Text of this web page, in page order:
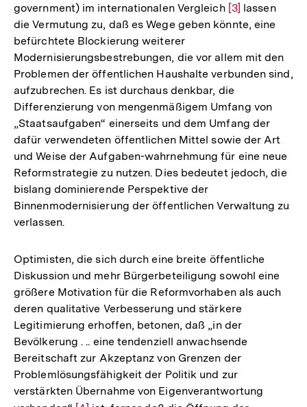
government) im internationalen Vergleich Zur
Auflösung
Fußnote
[3] lassen
die Vermutung zu, daß es Wege geben könnte, eine
befürchtete Blockierung weiterer
Modernisierungsbestrebungen, die vor allem mit den
Problemen der öffentlichen Haushalte verbunden sind,
aufzubrechen. Es ist durchaus denkbar, die
Differenzierung von mengenmäßigem Umfang von
„Staatsaufgaben“ einerseits und dem Umfang der
dafür verwendeten öffentlichen Mittel sowie der Art
und Weise der Aufgaben-wahrnehmung für eine neue
Reformstrategie zu nutzen. Dies bedeutet jedoch, die
bislang dominierende Perspektive der
Binnenmodernisierung der öffentlichen Verwaltung zu
verlassen.
Optimisten, die sich durch eine breite öffentliche
Diskussion und mehr Bürgerbeteiligung sowohl eine
größere Motivation für die Reformvorhaben als auch
deren qualitative Verbesserung und stärkere
Legitimierung erhoffen, betonen, daß „in der
Bevölkerung . .. eine tendenziell anwachsende
Bereitschaft zur Akzeptanz von Grenzen der
Problemlösungsfähigkeit der Politik und zur
verstärkten Übernahme von Eigenverantwortung